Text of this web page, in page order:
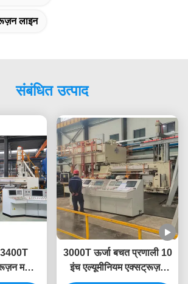
लाइन
संबंधित उत्पाद
3400T
मशीन
प्रेस के
3000T ऊर्जा बचत प्रणाली 10
इंच एल्यूमीनियम एक्सट्रूज़न
प्रेस मशीन